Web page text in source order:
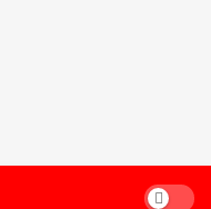
Dark